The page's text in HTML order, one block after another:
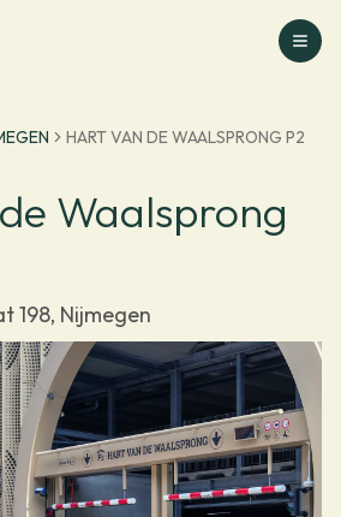
HART VAN DE WAALSPRONG P2
Waalsprong
198, Nijmegen